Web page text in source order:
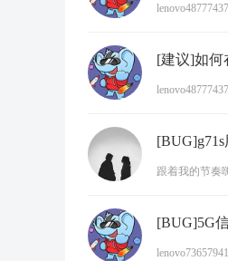
lenovo48777437
[建议]如何
lenovo48777437
跟着我的节奏
lenovo73657941